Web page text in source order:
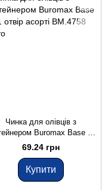
Чинка для олівців з
Buromax Base на
1 отвір асорті
69.24 грн
Купити